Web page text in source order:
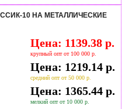
10 НА МЕТАЛЛИЧЕСКИЕ
Цена: 1139.38 р.
крупный опт от 100 000 р.
Цена: 1219.14 р.
средний опт от 50 000 р.
Цена: 1365.44 р.
мелкий опт от 10 000 р.